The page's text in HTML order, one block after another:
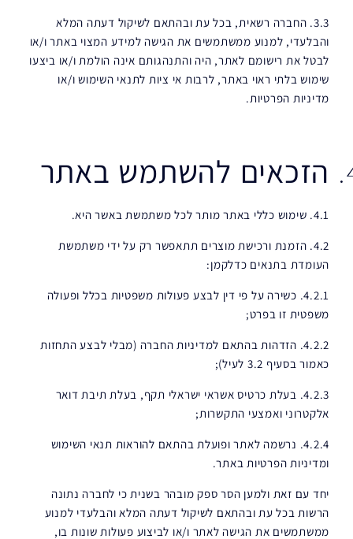
3.3. החברה רשאית, בכל עת ובהתאם לשיקול דעתה המלא
והבלעדי, למנוע ממשתמשים את הגישה למידע המצוי באתר ו/או
לבטל את רישומם לאתר, היה והתנהגותם אינה הולמת ו/או ביצעו
שימוש בלתי ראוי באתר, לרבות אי ציות לתנאי השימוש ו/או
מדיניות הפרטיות.
הזכאים להשתמש באתר
4.1. שימוש כללי באתר מותר לכל משתמשת באשר היא.
4.2. הזמנת ורכישת מוצרים תתאפשר רק על ידי משתמשת
העומדת בתנאים כדלקמן:
4.2.1. כשירה על פי דין לבצע פעולות משפטיות בכלל ופעולה
משפטית זו בפרט;
4.2.2. הזדהות בהתאם למדיניות החברה (מבלי לבצע התחזות
כאמור בסעיף 3.2 לעיל);
4.2.3. בעלת כרטיס אשראי ישראלי תקף, בעלת תיבת דואר
אלקטרוני ואמצעי התקשרות;
4.2.4. נרשמה לאתר ופועלת בהתאם להוראות תנאי השימוש
ומדיניות הפרטיות באתר.
יחד עם זאת ולמען הסר ספק מובהר בשנית כי לחברה נתונה
הרשות בכל עת ובהתאם לשיקול דעתה המלא והבלעדי למנוע
ממשתמשים את הגישה לאתר ו/או לביצוע פעולות שונות בו,